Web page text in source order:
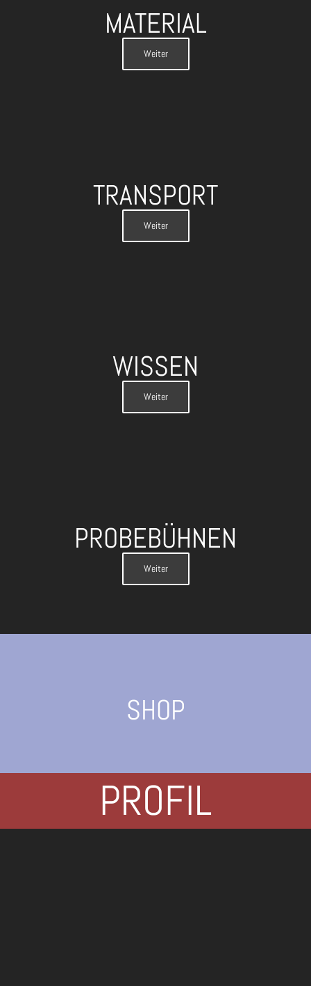
MATERIAL
Weiter
TRANSPORT
Weiter
WISSEN
Weiter
PROBEBÜHNEN
Weiter
SHOP
PROFIL